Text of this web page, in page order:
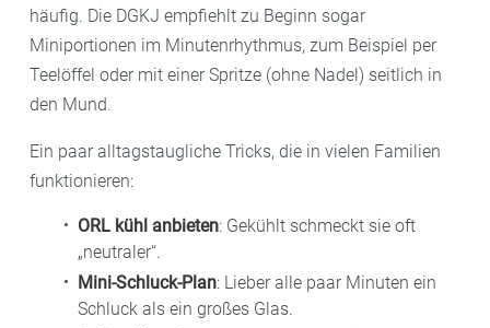
häufig. Die DGKJ empfiehlt zu Beginn sogar
Miniportionen im Minutenrhythmus, zum Beispiel per
Teelöffel oder mit einer Spritze (ohne Nadel) seitlich in
den Mund.
Ein paar alltagstaugliche Tricks, die in vielen Familien
funktionieren:
ORL kühl anbieten: Gekühlt schmeckt sie oft
„neutraler“.
Mini-Schluck-Plan: Lieber alle paar Minuten ein
Schluck als ein großes Glas.